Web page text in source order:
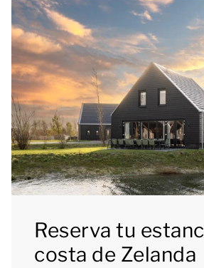
Reserva tu
costa de Zelanda